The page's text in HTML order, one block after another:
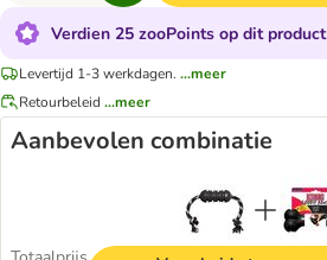
Verdien 25 zooPoints op dit product
Levertijd 1-3 werkdagen. ...meer
Retourbeleid ...meer
Aanbevolen combinatie